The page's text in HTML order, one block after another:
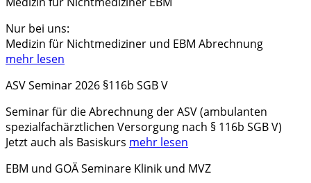
Nur bei uns:
Medizin für Nichtmediziner und EBM Abrechnung
mehr lesen
ASV Seminar 2026 §116b SGB V
Seminarfür die Abrechnung derASV (ambulanten
spezialfachärztlichen Versorgung nach § 116b SGB V)
Jetzt auch als Basiskurs mehr lesen
EBM und GOÄ Seminare Klinik und MVZ